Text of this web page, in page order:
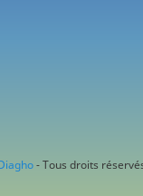
- Tous droits